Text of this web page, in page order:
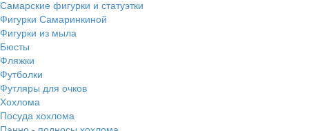
Самарские фигурки и статуэтки
Фигурки Самаринкиной
Фигурки из мыла
Бюсты
Фляжки
Футболки
Футляры для очков
Хохлома
Посуда хохлома